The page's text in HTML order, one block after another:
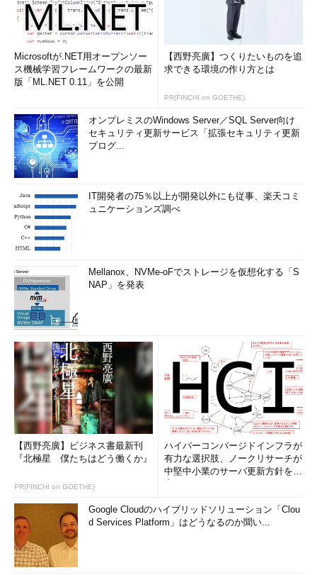
Microsoftが.NET用オープンソー
ス機械学習フレームワークの最新
版「ML.NET 0.11」を公開
【西野亮廣】つくりたいものを追
求できる環境の作り方とは
PR(FINCHI on GOETHE)
オンプレミスのWindows Server／SQL Server向け
セキュリティ更新サービス「拡張セキュリティ更新
プログ...
IT開発者の75％以上が開発以外にも従事、楽天コミ
ュニケーションズ調べ
Mellanox、NVMe-oFでストレージを仮想化する「S
NAP」を発表
【西野亮廣】ビジネス書最新刊
『北極星 僕たちはどう働くか』
PR(FINCHI on GOETHE)
ハイパーコンバージドインフラが
有力な選択肢、ノークリサーチが
中堅中小業のサーバ更新方針を調
Google Cloudのハイブリッドソリューション「Clou
d Services Platform」はどうなるのか聞い...